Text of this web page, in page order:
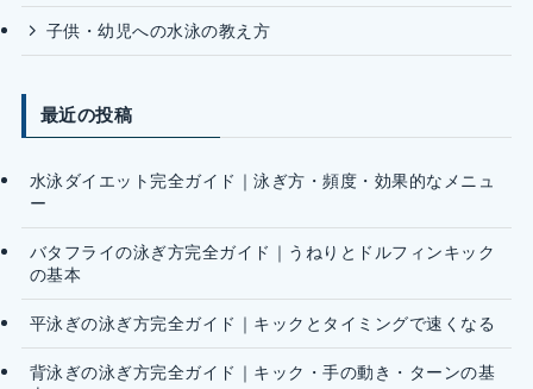
子供・幼児への水泳の教え方
最近の投稿
水泳ダイエット完全ガイド｜泳ぎ方・頻度・効果的なメニュ
ー
バタフライの泳ぎ方完全ガイド｜うねりとドルフィンキック
の基本
平泳ぎの泳ぎ方完全ガイド｜キックとタイミングで速くなる
背泳ぎの泳ぎ方完全ガイド｜キック・手の動き・ターンの基